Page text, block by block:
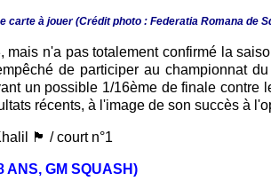
à jouer (Crédit photo : Federatia Romana de
n'a pas totalement confirmé la
de participer au championnat
un possible 1/16ème de finale contre
récents, à l'image de son succès à
🏴󠁧󠁢󠁥󠁮󠁧 / court n°1
ANS, GM SQUASH)